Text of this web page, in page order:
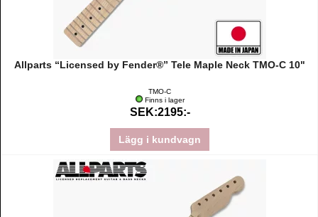
Allparts “Licensed by Fender®” Tele Maple Neck TMO-C 10"
TMO-C
Finns i lager
SEK:2195:-
Lägg i kundvagn